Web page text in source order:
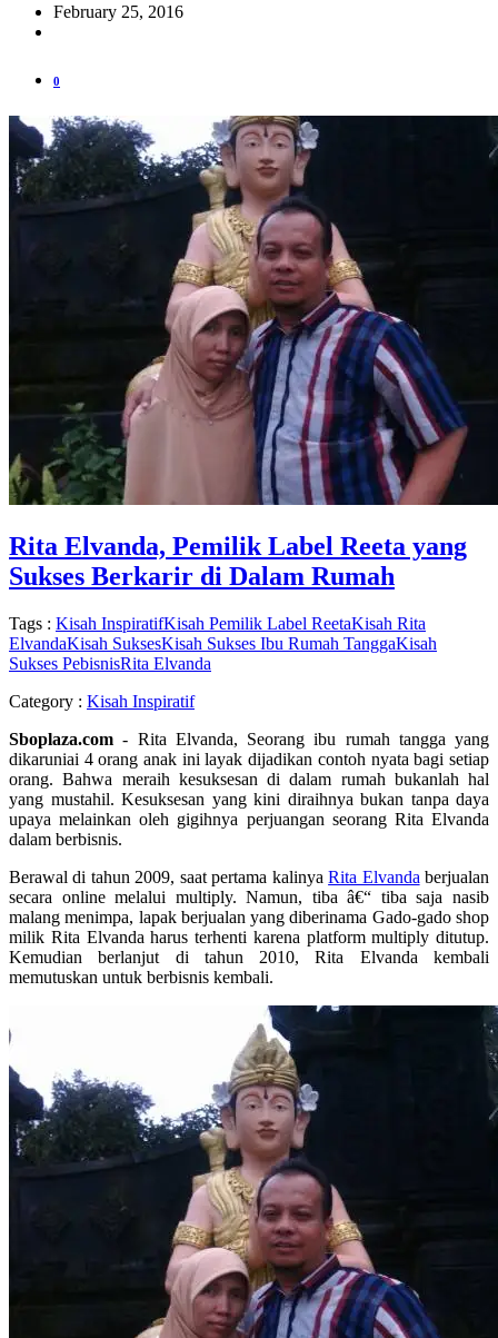
February 25, 2016
0
Rita Elvanda, Pemilik Label Reeta yang
Sukses Berkarir di Dalam Rumah
Tags : Kisah InspiratifKisah Pemilik Label ReetaKisah Rita
ElvandaKisah SuksesKisah Sukses Ibu Rumah TanggaKisah
Sukses PebisnisRita Elvanda
Category : Kisah Inspiratif
Sboplaza.com - Rita Elvanda, Seorang ibu rumah tangga yang
dikaruniai 4 orang anak ini layak dijadikan contoh nyata bagi setiap
orang. Bahwa meraih kesuksesan di dalam rumah bukanlah hal
yang mustahil. Kesuksesan yang kini diraihnya bukan tanpa daya
upaya melainkan oleh gigihnya perjuangan seorang Rita Elvanda
dalam berbisnis.
Berawal di tahun 2009, saat pertama kalinyaRita Elvanda berjualan
secara online melalui multiply. Namun, tiba â€“ tiba saja nasib
malang menimpa, lapak berjualan yang diberinama Gado-gado shop
milik Rita Elvanda harus terhenti karena platform multiply ditutup.
Kemudian berlanjut di tahun 2010, Rita Elvanda kembali
memutuskan untuk berbisnis kembali.